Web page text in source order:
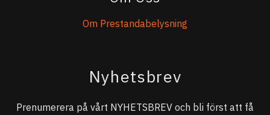
Om Prestandabelysning
Nyhetsbrev
Prenumerera på vårt NYHETSBREV och bli först att få